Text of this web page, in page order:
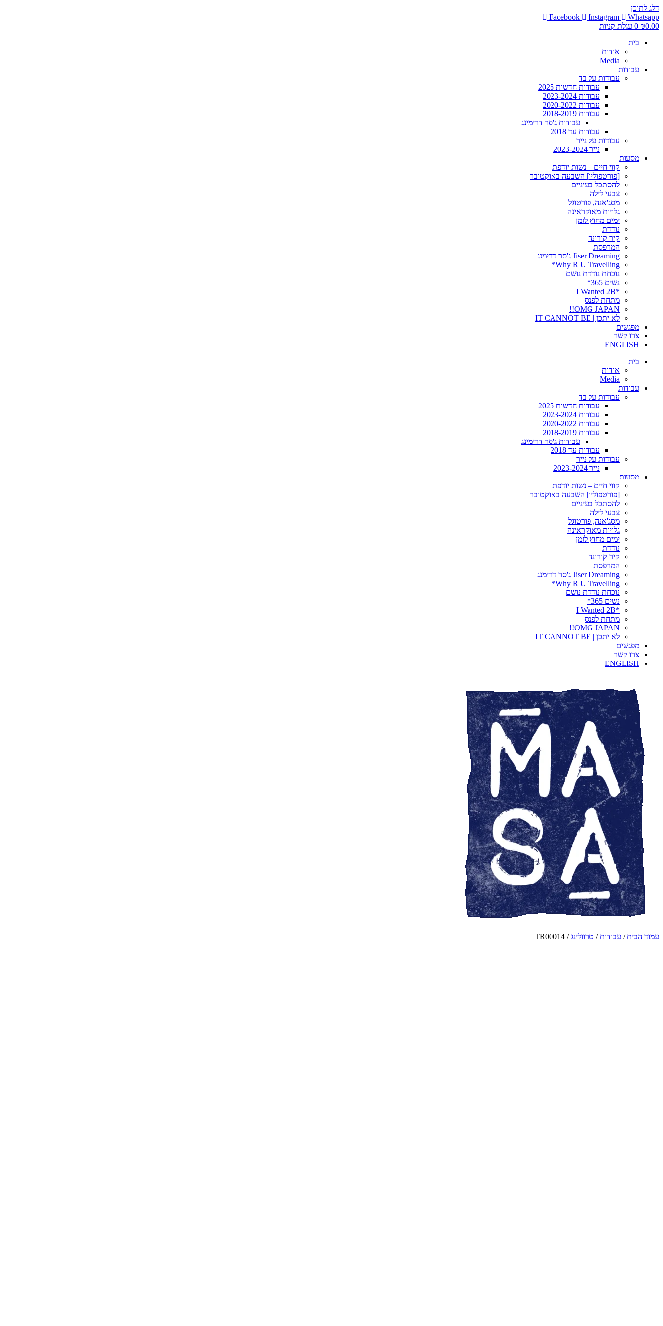
דלג לתוכן
Facebook
Instagram
Whatsapp
₪0.00
0 עגלת קניות
בית
אודות
Media
עבודות
עבודות על בד
עבודות חדשות 2025
עבודות 2023-2024
עבודות 2020-2022
עבודות 2018-2019
עבודות ג'סר דרימינג
עבודות עד 2018
עבודות על נייר
נייר 2023-2024
מסעות
קווי חיים – נשות יודפת
[פורטפוליו] השבעה באוקטובר
להסתכל בעיניים
צבעי לילה
מסג'אנה, פורטוגל
גלויות מאוקראינה
ימים מחוץ לזמן
נודדת
קיר קורונה
המרפסת
Jiser Dreaming ג'סר דרימנג
Why R U Travelling*
נוכחת נודדת נושם
נשים 365*
*I Wanted 2B
מתחת לפנס
OMG JAPAN!!
לא יתכן | IT CANNOT BE
מפגשים
צרו קשר
ENGLISH
בית
אודות
Media
עבודות
עבודות על בד
עבודות חדשות 2025
עבודות 2023-2024
עבודות 2020-2022
עבודות 2018-2019
עבודות ג'סר דרימינג
עבודות עד 2018
עבודות על נייר
נייר 2023-2024
מסעות
קווי חיים – נשות יודפת
[פורטפוליו] השבעה באוקטובר
להסתכל בעיניים
צבעי לילה
מסג'אנה, פורטוגל
גלויות מאוקראינה
ימים מחוץ לזמן
נודדת
קיר קורונה
המרפסת
Jiser Dreaming ג'סר דרימנג
Why R U Travelling*
נוכחת נודדת נושם
נשים 365*
*I Wanted 2B
מתחת לפנס
OMG JAPAN!!
לא יתכן | IT CANNOT BE
מפגשים
צרו קשר
ENGLISH
עמוד הבית/ עבודות/ טרוולינג/ TR00014